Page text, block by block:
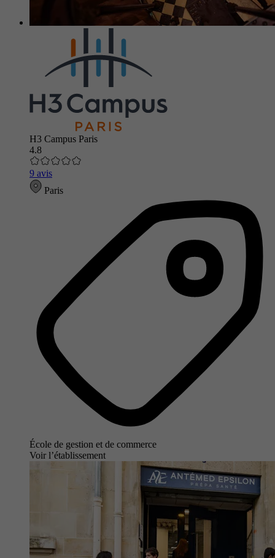
H3 Campus Paris
4.8
9 avis
Paris
École de gestion et de commerce
Voir l’établissement